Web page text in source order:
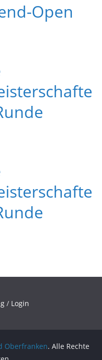
Open
/ Login
Oberfranken. Alle Rechte